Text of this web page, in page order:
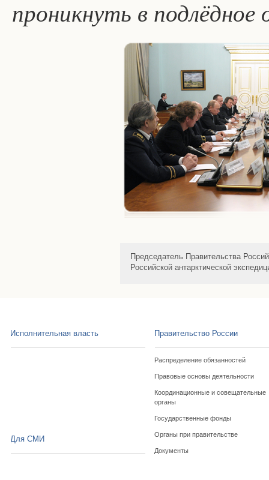
проникнуть в подлёдное
Председатель Правительства
Российской антарктической
Исполнительная власть Правительство России
Распределение обязанностей
Правовые основы деятельности
Координационные и совещательные
органы
Государственные фонды
Органы при правительстве
Документы
Для СМИ